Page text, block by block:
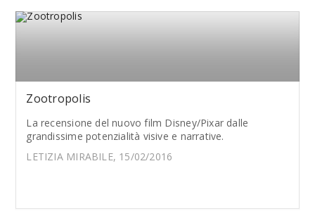
Zootropolis
La recensione del nuovo film Disney/Pixar dalle
grandissime potenzialità visive e narrative.
LETIZIA MIRABILE, 15/02/2016